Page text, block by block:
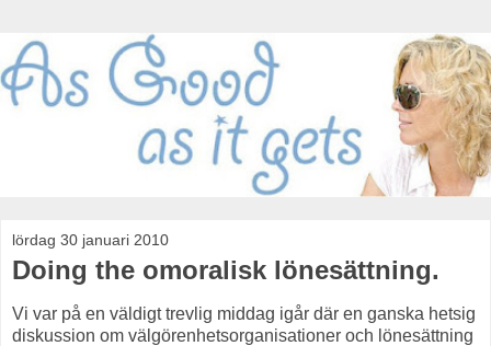
lördag 30 januari 2010
Doing the omoralisk lönesättning.
Vi var på en väldigt trevlig middag igår där en ganska hetsig
diskussion om välgörenhetsorganisationer och lönesättning